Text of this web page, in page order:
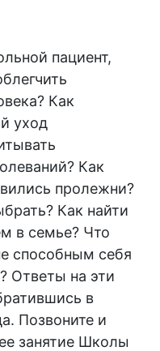
пациент,
Как
уход
Как
пролежни?
Как найти
в семье? Что
способным себя
Ответы на эти
в
Позвоните и
занятие Школы